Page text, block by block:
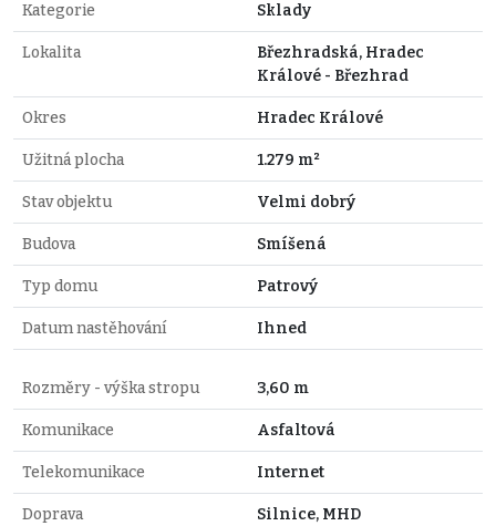
Kategorie Sklady
Lokalita
Březhradská, Hradec
Králové - Březhrad
Okres Hradec Králové
Užitná plocha 1.279 m²
Stav objektu Velmi dobrý
Budova Smíšená
Typ domu Patrový
Datum nastěhování Ihned
Rozměry - výška stropu 3,60 m
Komunikace Asfaltová
Telekomunikace Internet
Doprava Silnice, MHD